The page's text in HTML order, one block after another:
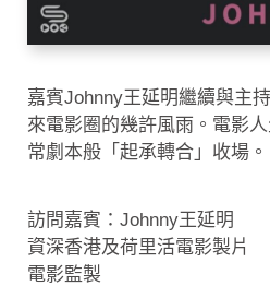
嘉賓Johnny王延明繼續與主
來電影圈的幾許風雨。電影
常劇本般「起承轉合」收場。
訪問嘉賓：Johnny王延明
資深香港及荷里活電影製片
電影監製